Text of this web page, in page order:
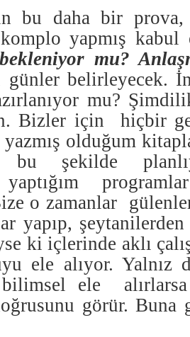
bu daha bir
yapmış
bekleniyor mu?
belirleyecek.
mu?
Bizler için hiçbir
olduğum
bu şekilde
yaptığım
o zamanlar
yapıp,
ki içlerinde aklı
ele alıyor. Yalnız
ele
görür. Buna